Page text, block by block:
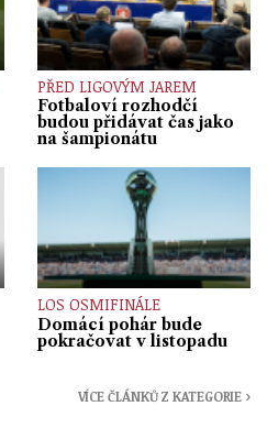
PŘED LIGOVÝM JAREM
Fotbaloví rozhodčí
budou přidávat čas jako
na šampionátu
LOS OSMIFINÁLE
Domácí pohár bude
pokračovat v listopadu
VÍCE ČLÁNKŮ Z KATEGORIE ›